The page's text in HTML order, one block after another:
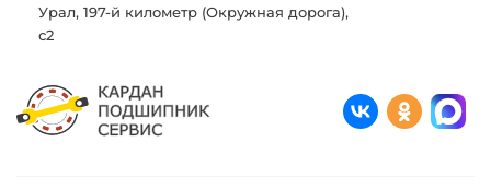
Урал, 197-й километр (Окружная дорога),
с2